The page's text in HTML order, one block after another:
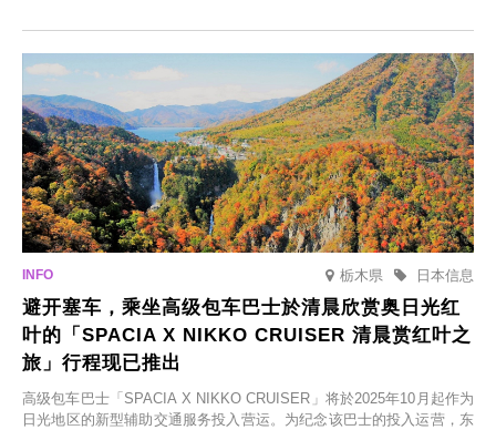
食材的餐厅。让您体验黑川温泉的全新乐趣。
栃木県 日本信息
避开塞车，乘坐高级包车巴士於清晨欣赏奥日光红
叶的「SPACIA X NIKKO CRUISER 清晨赏红叶之
旅」行程现已推出
高级包车巴士「SPACIA X NIKKO CRUISER」将於2025年10月起作为
日光地区的新型辅助交通服务投入营运。为纪念该巴士的投入运营，东